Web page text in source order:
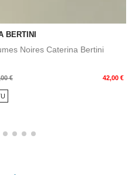
BERTINI
Noires Caterina Bertini
€ 42,00 €